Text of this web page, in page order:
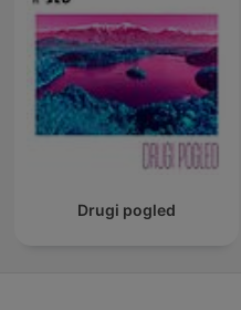
Drugi pogled